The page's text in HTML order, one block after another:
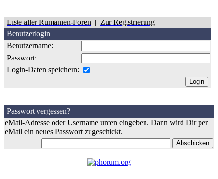
Liste aller Rumänien-Foren | Zur Registrierung
Benutzerlogin
Benutzername:
Passwort:
Login-Daten speichern:
Passwort vergessen?
eMail-Adresse oder Username unten eingeben. Dann wird Dir per
eMail ein neues Passwort zugeschickt.